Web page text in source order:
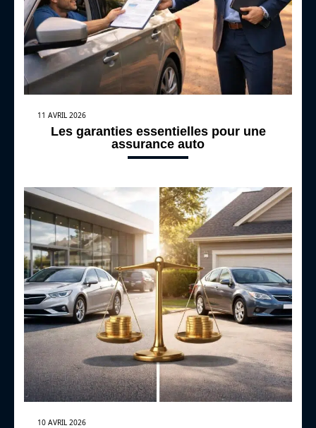
11 AVRIL 2026
Les garanties essentielles pour une
assurance auto
10 AVRIL 2026